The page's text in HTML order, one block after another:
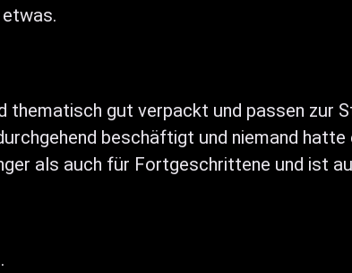
thematisch gut verpackt und passen zur
beschäftigt und niemand hatte
als auch für Fortgeschrittene und ist